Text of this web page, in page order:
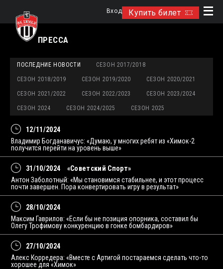
Купить билет
Вход
ПРЕССА
ПОСЛЕДНИЕ НОВОСТИ СЕЗОН 2017/2018
СЕЗОН 2018/2019 СЕЗОН 2019/2020 СЕЗОН 2020/2021
СЕЗОН 2021/2022 СЕЗОН 2022/2023 СЕЗОН 2023/2024
СЕЗОН 2024 СЕЗОН 2024/2025 СЕЗОН 2025
12/11/2024
Владимир Богданавичус: «Думаю, у многих ребят из «Химок-2
получится перейти на уровень выше»
31/10/2024
«Советский Спорт»
Антон Заболотный: «Мы становимся стабильнее, и этот процесс
почти завершен. Пора конвертировать игру в результат»
28/10/2024
Максим Гаврилов: «Если бы не позиция опорника, составил бы
Олегу Трофимову конкуренцию в гонке бомбардиров»
27/10/2024
Алекс Корредера: «Вместе с Артигой постараемся сделать что-то
хорошее для «Химок»